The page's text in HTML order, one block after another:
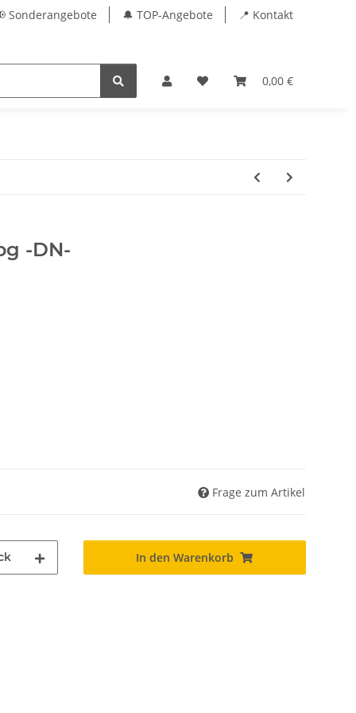
Sonderangebote 🔔 TOP-Angebote 📍 Kontakt
0,00 €
-DN-
Frage zum Artikel
In den Warenkorb